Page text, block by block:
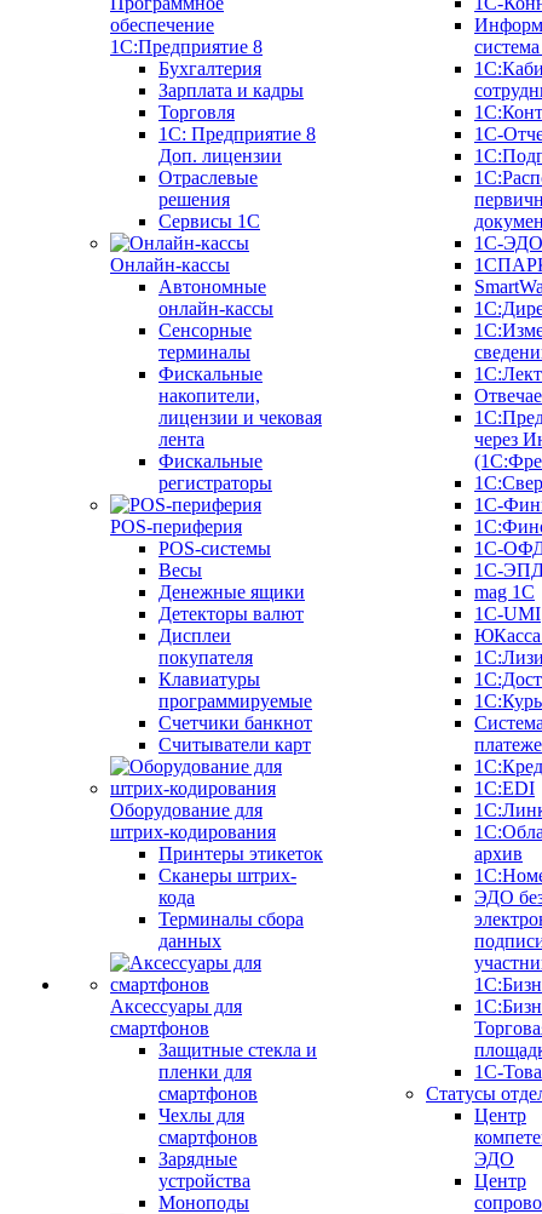
обеспечение
1С:Предприятие 8
Бухгалтерия
Зарплата и кадры
Торговля
1C: Предприятие 8
Доп. лицензии
Отраслевые
решения
Сервисы 1С
Онлайн-кассы
Автономные
онлайн-кассы
Сенсорные
терминалы
Фискальные
накопители,
лицензии и чековая
лента
Фискальные
регистраторы
POS-периферия
POS-системы
Весы
Денежные ящики
Детекторы валют
Дисплеи
покупателя
Клавиатуры
программируемые
Счетчики банкнот
Считыватели карт
Оборудование для
штрих-кодирования
Принтеры этикеток
Сканеры штрих-
кода
Терминалы сбора
данных
Аксессуары для
смартфонов
Защитные стекла и
пленки для
смартфонов
Чехлы для
смартфонов
Зарядные
устройства
Моноподы
1С-
1С-ЭДО
через
1С-
1С-
1С-
mag 1C
1C-UMI
1С:EDI
архив
ЭДО
1С-
Статусы
Центр
ЭДО
Центр